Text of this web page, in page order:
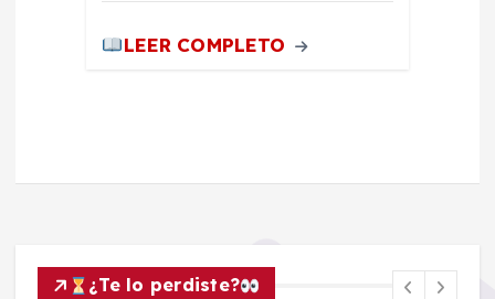
LEER COMPLETO
¿Te lo perdiste?